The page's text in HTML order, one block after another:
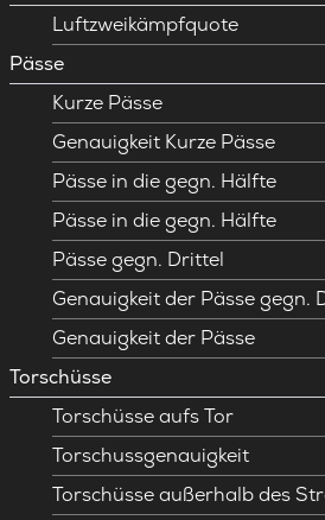
Luftzweikämpfquote
Pässe
Kurze Pässe
Genauigkeit Kurze Pässe
Pässe in die gegn. Hälfte
Pässe in die gegn. Hälfte
Pässe gegn. Drittel
Genauigkeit der Pässe gegn.
Genauigkeit der Pässe
Torschüsse
Torschüsse aufs Tor
Torschussgenauigkeit
Torschüsse außerhalb des